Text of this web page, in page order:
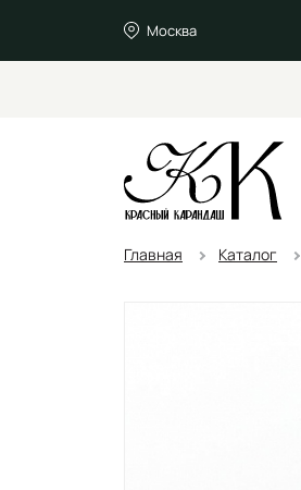
Москва
Главная Каталог